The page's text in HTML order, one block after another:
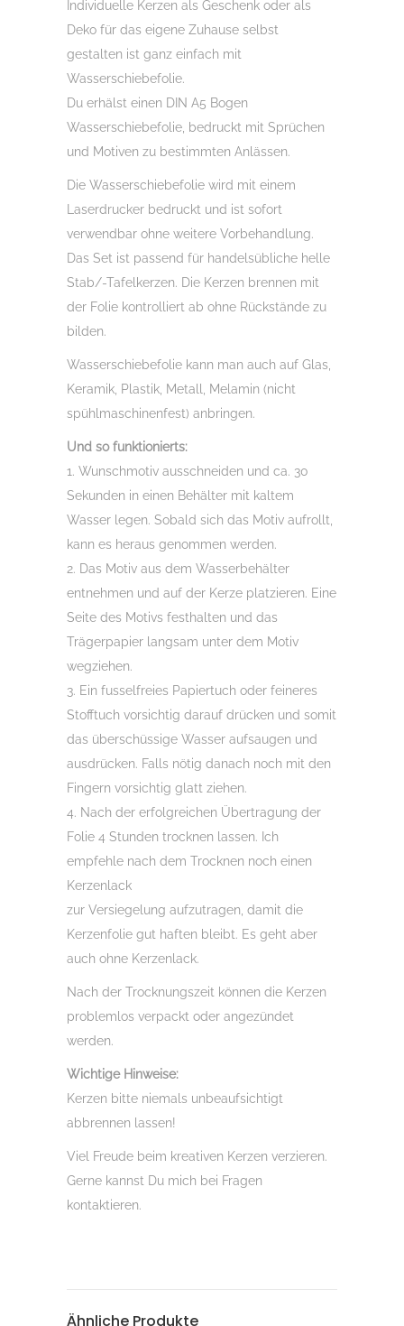
Individuelle Kerzen als Geschenk oder als
Deko für das eigene Zuhause selbst
gestalten ist ganz einfach mit
Wasserschiebefolie.
Du erhälst einen DIN A5 Bogen
Wasserschiebefolie, bedruckt mit Sprüchen
und Motiven zu bestimmten Anlässen.
Die Wasserschiebefolie wird mit einem
Laserdrucker bedruckt und ist sofort
verwendbar ohne weitere Vorbehandlung.
Das Set ist passend für handelsübliche helle
Stab/-Tafelkerzen. Die Kerzen brennen mit
der Folie kontrolliert ab ohne Rückstände zu
bilden.
Wasserschiebefolie kann man auch auf Glas,
Keramik, Plastik, Metall, Melamin (nicht
spühlmaschinenfest) anbringen.
Und so funktionierts:
1. Wunschmotiv ausschneiden und ca. 30
Sekunden in einen Behälter mit kaltem
Wasser legen. Sobald sich das Motiv aufrollt,
kann es heraus genommen werden.
2. Das Motiv aus dem Wasserbehälter
entnehmen und auf der Kerze platzieren. Eine
Seite des Motivs festhalten und das
Trägerpapier langsam unter dem Motiv
wegziehen.
3. Ein fusselfreies Papiertuch oder feineres
Stofftuch vorsichtig darauf drücken und somit
das überschüssige Wasser aufsaugen und
ausdrücken. Falls nötig danach noch mit den
Fingern vorsichtig glatt ziehen.
4. Nach der erfolgreichen Übertragung der
Folie 4 Stunden trocknen lassen. Ich
empfehle nach dem Trocknen noch einen
Kerzenlack
zur Versiegelung aufzutragen, damit die
Kerzenfolie gut haften bleibt. Es geht aber
auch ohne Kerzenlack.
Nach der Trocknungszeit können die Kerzen
problemlos verpackt oder angezündet
werden.
Wichtige Hinweise:
Kerzen bitte niemals unbeaufsichtigt
abbrennen lassen!
Viel Freude beim kreativen Kerzen verzieren.
Gerne kannst Du mich bei Fragen
kontaktieren.
Ähnliche Produkte